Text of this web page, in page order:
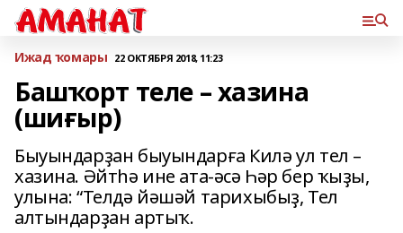
Ижад ҡомары 22 ОКТЯБРЯ 2018, 11:23
Башҡорт теле – хазина
(шиғыр)
Быуындарҙан быуындарға Килә ул тел –
хазина. Әйтһә ине ата-әсә Һәр бер ҡыҙы,
улына: “Телдә йәшәй тарихыбыҙ, Тел
алтындарҙан артыҡ.